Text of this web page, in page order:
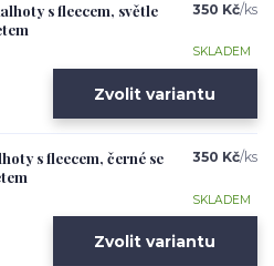
s fleecem, světle
350 Kč/ks
SKLADEM
Zvolit variantu
s fleecem, černé se
350 Kč/ks
SKLADEM
Zvolit variantu